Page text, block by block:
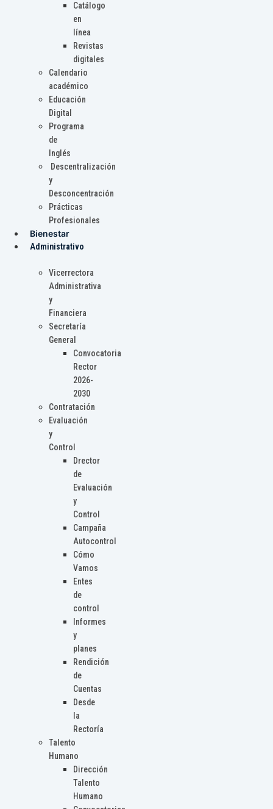
Catálogo
en
línea
Revistas
digitales
Calendario
académico
Educación
Digital
Programa
de
Inglés
Descentralización
y
Desconcentración
Prácticas
Profesionales
Bienestar
Administrativo
Vicerrectora
Administrativa
y
Financiera
Secretaría
General
Convocatoria
Rector
2026-
2030
Contratación
Evaluación
y
Control
Drector
de
Evaluación
y
Control
Campaña
Autocontrol
Cómo
Vamos
Entes
de
control
Informes
y
planes
Rendición
de
Cuentas
Desde
la
Rectoría
Talento
Humano
Dirección
Talento
Humano